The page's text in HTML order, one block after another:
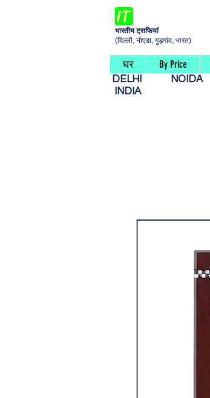
भारतीय ट्राफियां
(दिल्ली, नोएडा, गुड़गांव, भारत)
घर By Price
DELHI NOIDA
INDIA